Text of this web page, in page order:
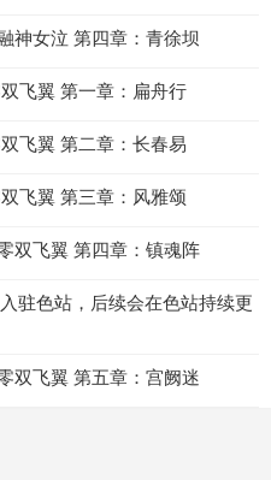
神女泣 第四章：青徐坝
飞翼 第一章：扁舟行
飞翼 第二章：长春易
飞翼 第三章：风雅颂
双飞翼 第四章：镇魂阵
驻色站，后续会在色站持续更
双飞翼 第五章：宫阙迷